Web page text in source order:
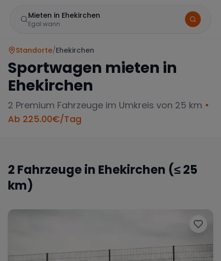
Mieten in Ehekirchen
Egal wann
Wann
Standorte/Ehekirchen
Sportwagen mieten in
Ehekirchen
2 Premium Fahrzeuge im Umkreis von 25 km •
Ab 225.00€/Tag
2 Fahrzeuge in Ehekirchen (≤ 25
km)